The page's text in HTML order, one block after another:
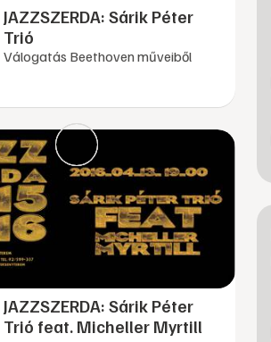
JAZZSZERDA: Sárik Péter
Trió
Válogatás Beethoven műveiből
JAZZSZERDA: Sárik Péter
Trió feat. Micheller Myrtill